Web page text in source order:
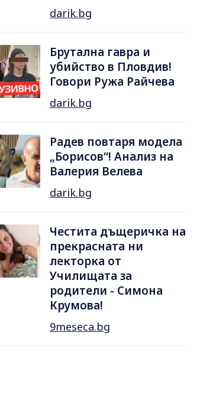
darik.bg
Брутална гавра и
убийство в Пловдив!
Говори Ружа Райчева
darik.bg
Радев повтаря модела
„Борисов“! Анализ на
Валерия Велева
darik.bg
Честита дъщеричка на
прекрасната ни
лекторка от
Училищата за
родители - Симона
Крумова!
9meseca.bg